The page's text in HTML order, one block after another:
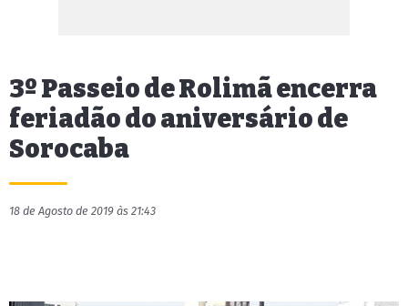
3º Passeio de Rolimã encerra
feriadão do aniversário de
Sorocaba
18 de Agosto de 2019 às 21:43